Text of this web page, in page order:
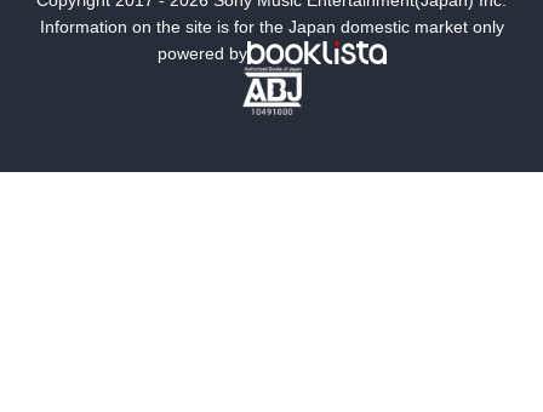
ミステリー SF
文学
Information on the site is for the Japan domestic market only
powered by